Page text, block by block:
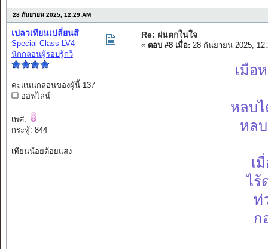
28 กันยายน 2025, 12:29:AM
เปลวเทียนเปลี่ยนสี
Special Class LV4
นักกลอนผู้รอบรู้กวี
คะแนนกลอนของผู้นี้ 137
ออฟไลน์
เพศ:
กระทู้: 844
เทียนน้อยด้อยแสง
Re: ฝนตกในใจ
« ตอบ #8 เมื่อ: 28 กันยายน 2025,
เมื่อ
หลบไ
หล
เ
ไร้
ท่
ก